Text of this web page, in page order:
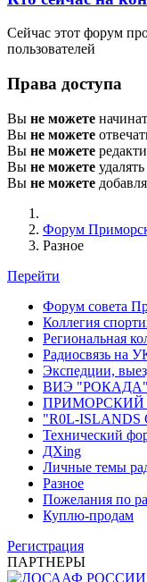
Сейчас этот форум
пользователей
Права доступа
Вы не можете
Вы не можете
Вы не можете
Вы не можете
Вы не можете
Форум
Разное
Перейти
Форум совета
Коллегия
Региональная
Радиосвязь на
Экспедции,
ВИЭ "РОКАДА"
ПРИМОРСКИЙ
"R0L-ISLANDS
Технический
ДХing
Личные темы
Разное
Пожелания по
Куплю-продам
Регистрация
ПАРТНЕРЫ